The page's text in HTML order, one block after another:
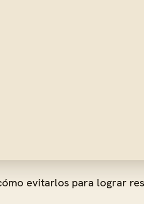
evitarlos para lograr